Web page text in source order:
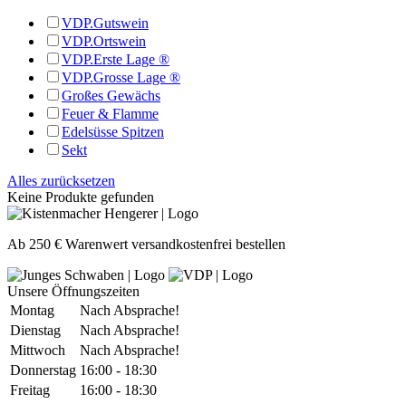
VDP.Gutswein
VDP.Ortswein
VDP.Erste Lage ®
VDP.Grosse Lage ®
Großes Gewächs
Feuer & Flamme
Edelsüsse Spitzen
Sekt
Alles zurücksetzen
Keine Produkte gefunden
Ab 250 € Warenwert versandkostenfrei bestellen
Unsere Öffnungszeiten
Montag
Nach Absprache!
Dienstag
Nach Absprache!
Mittwoch
Nach Absprache!
Donnerstag 16:00 - 18:30
Freitag
16:00 - 18:30